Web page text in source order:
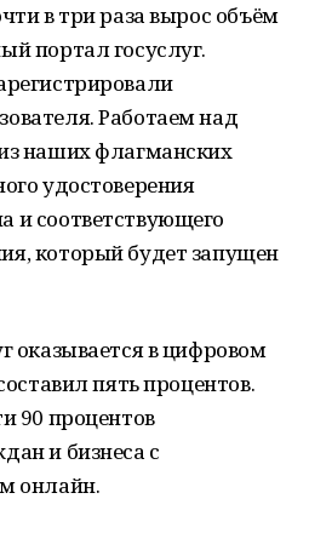
в три раза вырос объём
портал госуслуг.
Работаем над
наших флагманских
удостоверения
и соответствующего
который будет запущен
оказывается в цифровом
пять процентов.
90 процентов
и бизнеса с
онлайн.